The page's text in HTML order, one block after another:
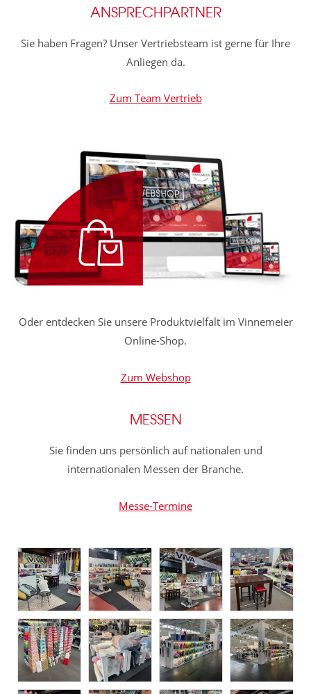
ANSPRECHPARTNER
Sie haben Fragen? Unser Vertriebsteam ist gerne für Ihre
Anliegen da.
Zum Team Vertrieb
Oder entdecken Sie unsere Produktvielfalt im Vinnemeier
Online-Shop.
Zum Webshop
MESSEN
Sie finden uns persönlich auf nationalen und
internationalen Messen der Branche.
Messe-Termine